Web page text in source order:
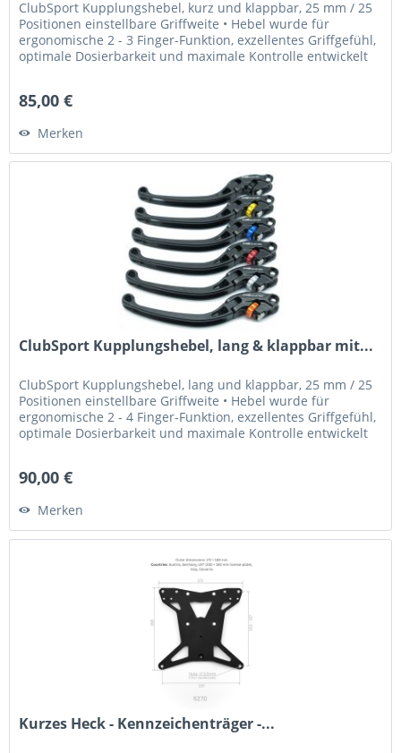
ClubSport Kupplungshebel, kurz und klappbar, 25 mm / 25
Positionen einstellbare Griffweite • Hebel wurde für
ergonomische 2 - 3 Finger-Funktion, exzellentes Griffgefühl,
optimale Dosierbarkeit und maximale Kontrolle entwickelt
85,00 €
Merken
ClubSport Kupplungshebel, lang & klappbar mit...
ClubSport Kupplungshebel, lang und klappbar, 25 mm / 25
Positionen einstellbare Griffweite • Hebel wurde für
ergonomische 2 - 4 Finger-Funktion, exzellentes Griffgefühl,
optimale Dosierbarkeit und maximale Kontrolle entwickelt
90,00 €
Merken
Kurzes Heck - Kennzeichenträger -...